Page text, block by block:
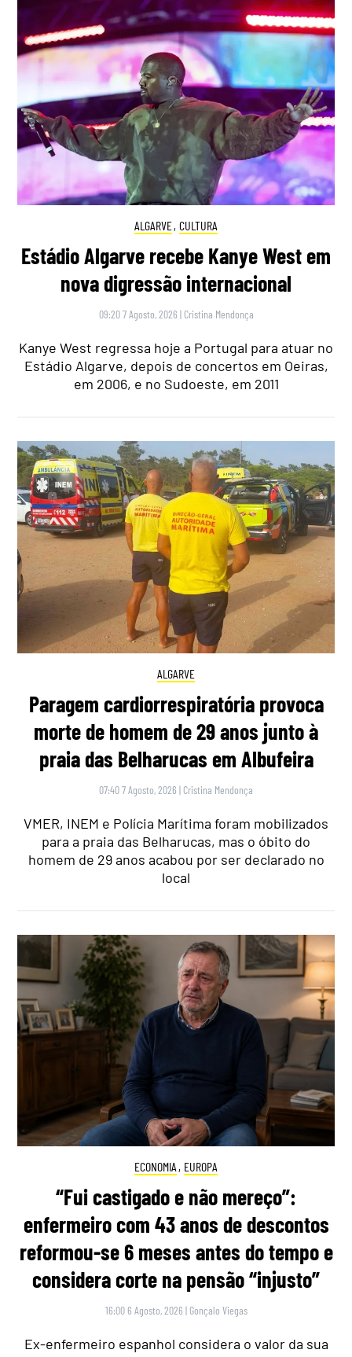
ALGARVE, CULTURA
Estádio Algarve recebe Kanye West em
nova digressão internacional
09:20 7 Agosto, 2026 | Cristina Mendonça
Kanye West regressa hoje a Portugal para atuar no
Estádio Algarve, depois de concertos em Oeiras,
em 2006, e no Sudoeste, em 2011
ALGARVE
Paragem cardiorrespiratória provoca
morte de homem de 29 anos junto à
praia das Belharucas em Albufeira
07:40 7 Agosto, 2026 | Cristina Mendonça
VMER, INEM e Polícia Marítima foram mobilizados
para a praia das Belharucas, mas o óbito do
homem de 29 anos acabou por ser declarado no
local
ECONOMIA , EUROPA
“Fui castigado e não mereço”:
enfermeiro com 43 anos de descontos
reformou-se 6 meses antes do tempo e
considera corte na pensão “injusto”
16:00 6 Agosto, 2026 | Gonçalo Viegas
Ex-enfermeiro espanhol considera o valor da sua